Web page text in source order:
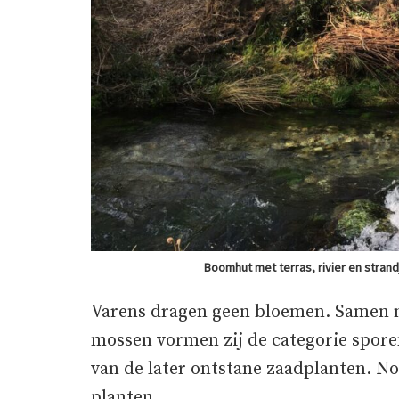
Boomhut met terras, rivier en
Varens dragen geen bloemen.
mossen vormen zij de categorie
van de later ontstane zaadplanten.